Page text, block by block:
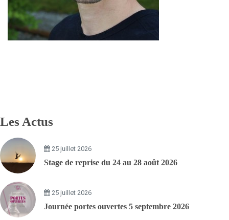
Les Actus
25 juillet 2026
Stage de reprise du 24 au 28 août 2026
25 juillet 2026
Journée portes ouvertes 5 septembre 2026